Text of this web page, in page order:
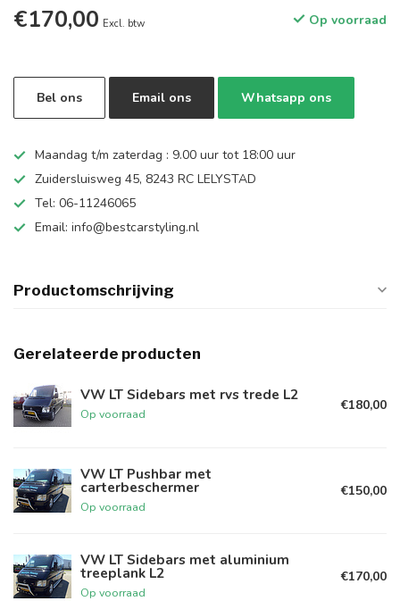
€170,00 Excl. btw Op voorraad
Bel ons Email ons Whatsapp ons
Maandag t/m zaterdag : 9.00 uur tot 18:00 uur
Zuidersluisweg 45, 8243 RC LELYSTAD
Tel: 06-11246065
Email: info@bestcarstyling.nl
Productomschrijving
Gerelateerde producten
VW LT Sidebars met rvs trede L2
Op voorraad
€180,00
VW LT Pushbar met
carterbeschermer
Op voorraad
€150,00
VW LT Sidebars met aluminium
treeplank L2
Op voorraad
€170,00